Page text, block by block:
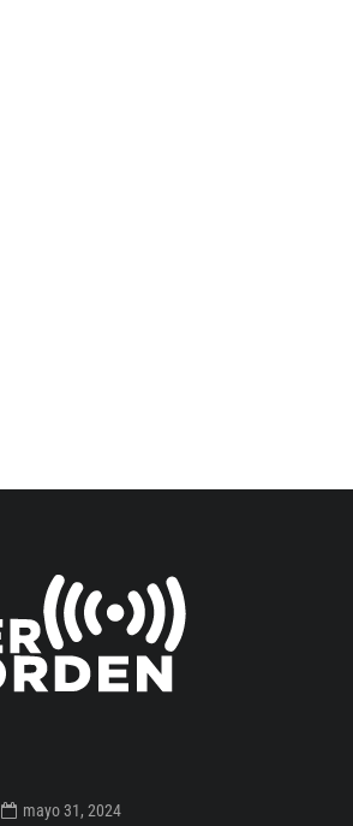
mayo 31, 2024